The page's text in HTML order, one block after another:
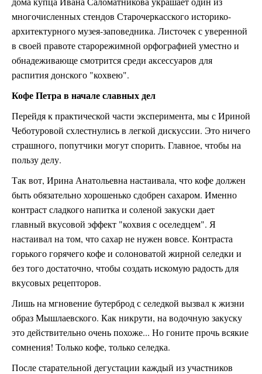
многочисленных стендов Старочеркасского историко-
архитектурного музея-заповедника. Листочек с уверенной
в своей правоте старорежимной орфографией уместно и
обнадеживающе смотрится среди аксессуаров для
распития донского "кохвею".
Кофе Петра в начале славных дел
Перейдя к практической части эксперимента, мы с Ириной
Чеботуровой схлестнулись в легкой дискуссии. Это ничего
страшного, попутчики могут спорить. Главное, чтобы на
пользу делу.
Так вот, Ирина Анатольевна настаивала, что кофе должен
быть обязательно хорошенько сдобрен сахаром. Именно
контраст сладкого напитка и соленой закуски дает
главный вкусовой эффект "кохвия с оселедцем". Я
настаивал на том, что сахар не нужен вовсе. Контраста
горького горячего кофе и солоноватой жирной селедки и
без того достаточно, чтобы создать искомую радость для
вкусовых рецепторов.
Лишь на мгновение бутерброд с селедкой вызвал к жизни
образ Мышлаевского. Как никрути, на водочную закуску
это действительно очень похоже... Но гоните прочь всякие
сомнения! Только кофе, только селедка.
После старательной дегустации каждый из участников